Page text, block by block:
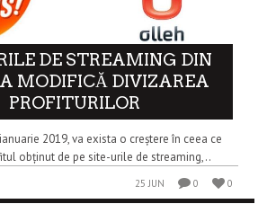
DE STREAMING DIN
MODIFICĂ DIVIZAREA
PROFITURILOR
2019, va exista o creștere în ceea ce
obținut de pe site-urile de streaming,..
25 JUN 0 0